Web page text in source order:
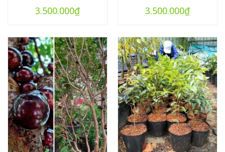
3.500.000₫ 3.500.000₫